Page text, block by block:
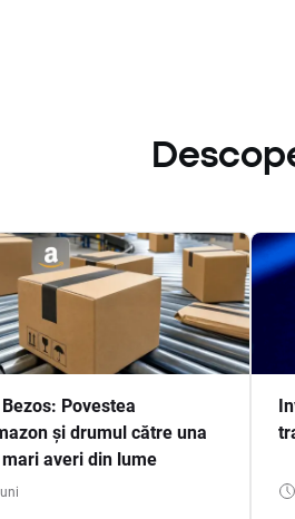
Povestea
și drumul către una
averi din lume